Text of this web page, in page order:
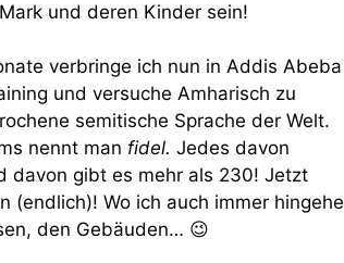
und deren Kinder sein!
verbringe ich nun in Addis Abeba
und versuche Amharisch zu
semitische Sprache der Welt.
nennt man fidel. Jedes davon
davon gibt es mehr als 230! Jetzt
(endlich)! Wo ich auch immer hingehe
den Gebäuden… 😉